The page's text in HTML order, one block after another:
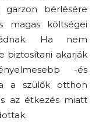
bérlésére
magas költségei
Ha nem
biztosítani akarják
-és
a szülők otthon
az étkezés miatt